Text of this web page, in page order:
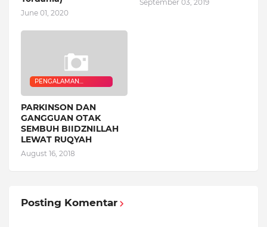
June 01, 2020
September 03, 2019
PENGALAMAN
PARKINSON DAN
GANGGUAN OTAK
SEMBUH BIIDZNILLAH
LEWAT RUQYAH
August 16, 2018
Posting Komentar